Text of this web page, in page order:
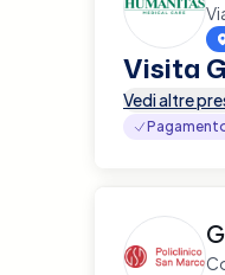
Visita
Vedi altre